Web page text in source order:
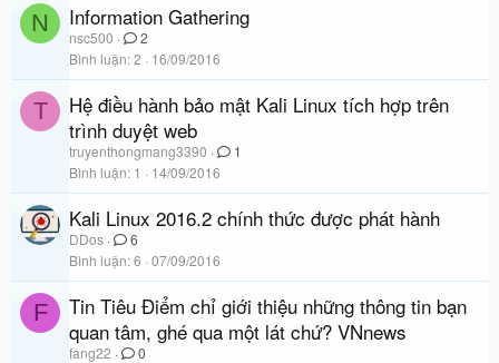
N Information Gathering
nsc500
2
Bình luận 2 16/09/2016
T
Hệ điều hành bảo mật Kali Linux tích hợp trên
trình duyệt web
truyenthongmang3390
1
Bình luận 1 14/09/2016
Kali Linux 2016.2 chính thức được phát hành
DDos
6
Bình luận 6 07/09/2016
F
Tin Tiêu Điểm chỉ giới thiệu những thông tin bạn
quan tâm, ghé qua một lát chứ? VNnews
fang22
0